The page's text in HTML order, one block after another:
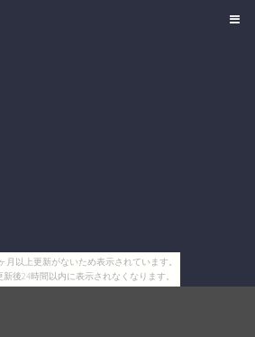
月以上更新がないため表示されています。
後24時間以内に表示されなくなります。